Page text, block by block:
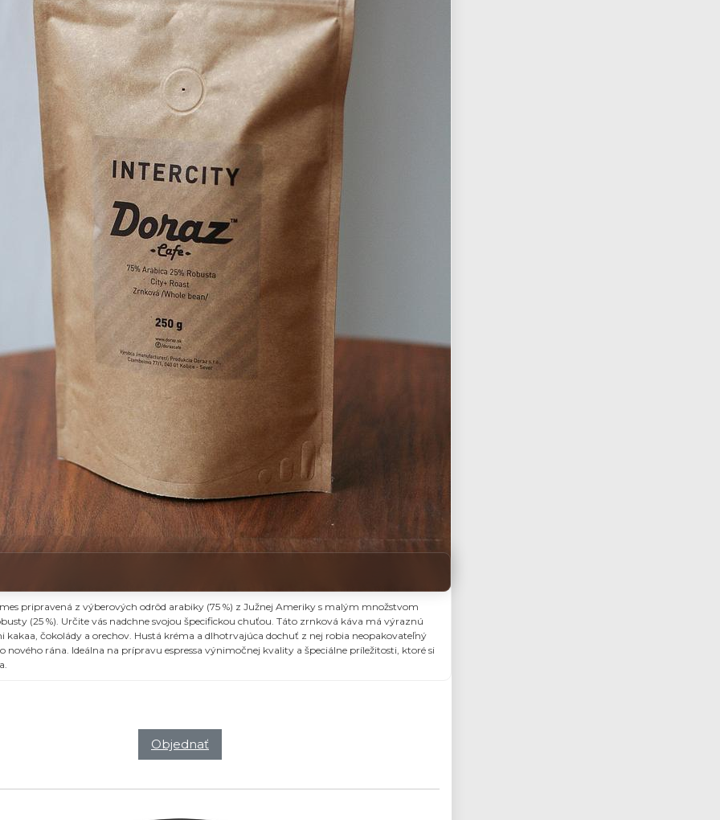
pripravená z výberových odrôd arabiky (75 %) z Južnej Ameriky s malým množstvom
(25 %). Určite vás nadchne svojou špecifickou chuťou. Táto zrnková káva má výraznú
kakaa, čokolády a orechov. Hustá kréma a dlhotrvajúca dochuť z nej robia neopakovateľný
nového rána. Ideálna na prípravu espressa výnimočnej kvality a špeciálne príležitosti, ktoré si
Objednať